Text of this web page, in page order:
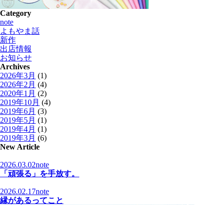
Category
note
よもやま話
新作
出店情報
お知らせ
Archives
2026年3月 (1)
2026年2月 (4)
2020年1月 (2)
2019年10月 (4)
2019年6月 (3)
2019年5月 (1)
2019年4月 (1)
2019年3月 (6)
New Article
2026.03.02note
「頑張る」を手放す。
2026.02.17note
縁があるってこと